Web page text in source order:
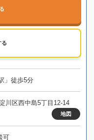
る
」徒歩5分
川区西中島5丁目12-14
地図
可